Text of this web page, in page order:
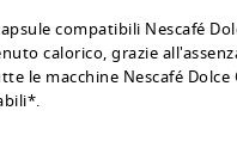
compatibili Nescafé
calorico, grazie
le macchine Nescafé Dolce